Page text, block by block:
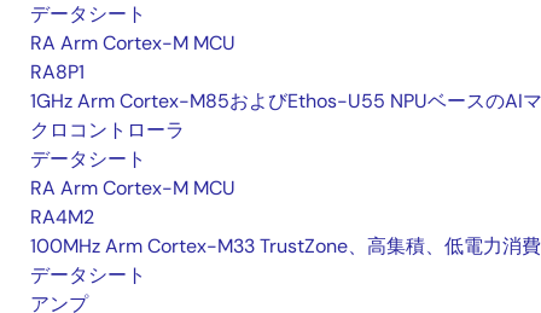
データシート
RA Arm Cortex-M MCU
RA8P1
1GHz Arm Cortex-M85およびEthos-U55 NPUベースのAI
クロコントローラ
データシート
RA Arm Cortex-M MCU
RA4M2
100MHz Arm Cortex-M33 TrustZone、高集積、低電力消費
データシート
アンプ